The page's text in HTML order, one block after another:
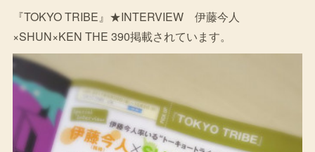
『TOKYO TRIBE』★INTERVIEW 伊藤今人
×SHUN×KEN THE 390掲載されています。